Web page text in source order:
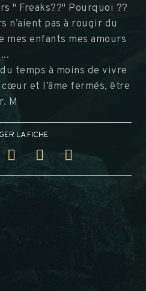
" Freaks??" Pourquoi ??
n’aient pas à rougir du
mes enfants mes amours
temps à moins de vivre
et l’âme fermés, être
M
LA FICHE